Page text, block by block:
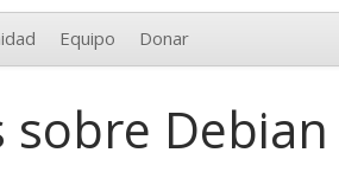
Equipo Donar
sobre Debian